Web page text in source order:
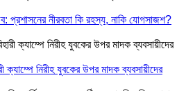
প্রশাসনের নীরবতা কি রহস্য, নাকি যোগসাজশ?
ক্যাম্পে নিরীহ যুবকের উপর মাদক ব্যবসায়ীদের